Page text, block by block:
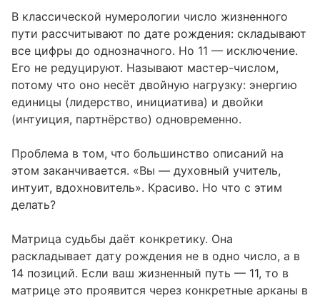
В классической нумерологии число жизненного
пути рассчитывают по дате рождения: складывают
все цифры до однозначного. Но 11 — исключение.
Его не редуцируют. Называют мастер-числом,
потому что оно несёт двойную нагрузку: энергию
единицы (лидерство, инициатива) и двойки
(интуиция, партнёрство) одновременно.
Проблема в том, что большинство описаний на
этом заканчивается. «Вы — духовный учитель,
интуит, вдохновитель». Красиво. Но что с этим
делать?
Матрица судьбы даёт конкретику. Она
раскладывает дату рождения не в одно число, а в
14 позиций. Если ваш жизненный путь — 11, то в
матрице это проявится через конкретные арканы в